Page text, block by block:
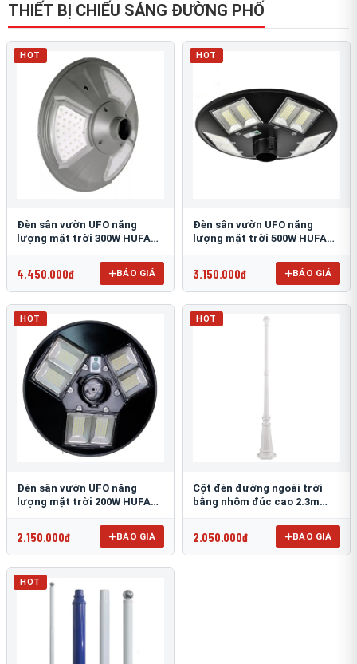
THIẾT BỊ CHIẾU SÁNG ĐƯỜNG PHỐ
HOT
Đèn sân vườn UFO năng
lượng mặt trời 300W HUFA
4.450.000đ BÁO GIÁ
HOT
Đèn sân vườn UFO năng
lượng mặt trời 500W HUFA
3.150.000đ BÁO GIÁ
HOT
Đèn sân vườn UFO năng
lượng mặt trời 200W HUFA
2.150.000đ BÁO GIÁ
HOT
Cột đèn đường ngoài trời
bằng nhôm đúc cao 2.3m
2.050.000đ BÁO GIÁ
HOT